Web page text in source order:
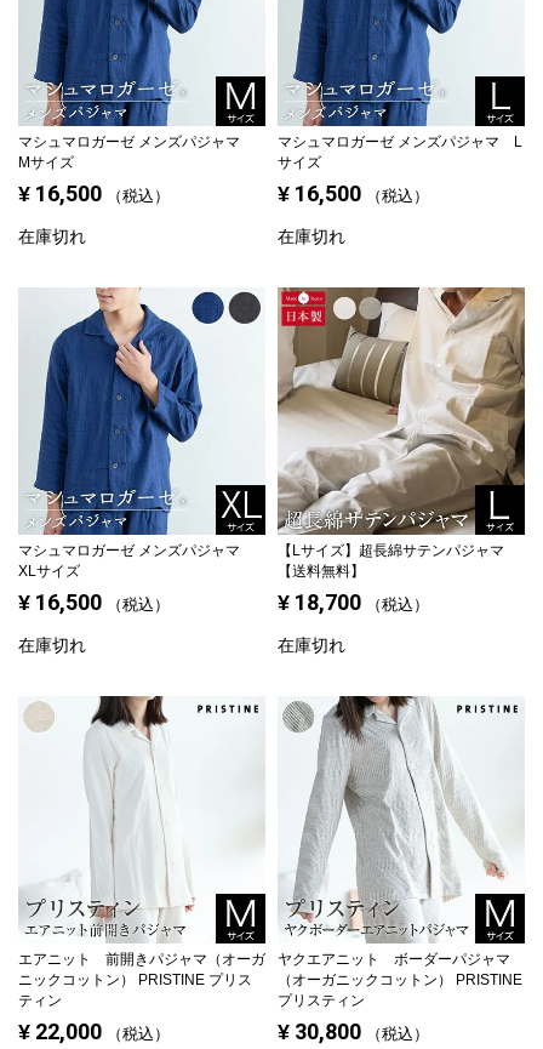
マシュマロガーゼ メンズパジャマ
Mサイズ
¥ 16,500 税込
在庫切れ
マシュマロガーゼ メンズパジャマ L
サイズ
¥ 16,500 税込
在庫切れ
マシュマロガーゼ メンズパジャマ
XLサイズ
¥ 16,500 税込
在庫切れ
【Lサイズ】 超長綿サテンパジャマ
【送料無料】
¥ 18,700 税込
在庫切れ
エアニット 前開きパジャマ（オーガ
ニックコットン） PRISTINE プリス
ティン
¥ 22,000 税込
ヤクエアニット ボーダーパジャマ
（オーガニックコットン） PRISTINE
プリスティン
¥ 30,800 税込